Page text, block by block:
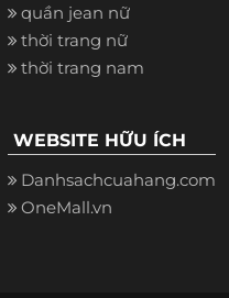
quần jean nữ
thời trang nữ
thời trang nam
WEBSITE HỮU ÍCH
Danhsachcuahang.com
OneMall.vn